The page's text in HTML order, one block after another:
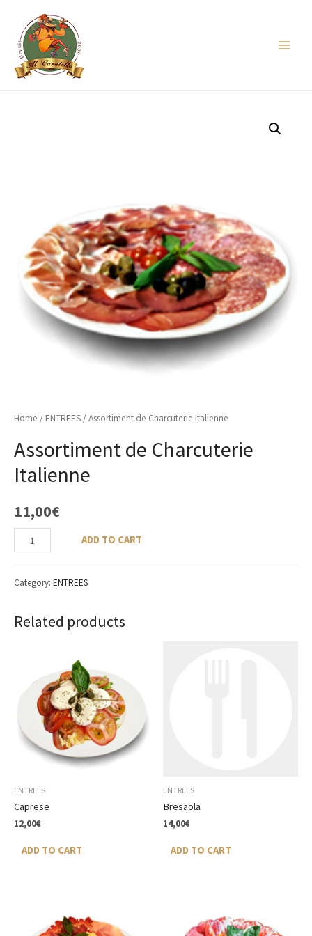
Home / ENTREES / Assortiment de Charcuterie Italienne
Assortiment de Charcuterie
Italienne
11,00€
ADD TO CART
Category: ENTREES
Related products
ENTREES
Caprese
12,00€
ADD TO CART
ENTREES
Bresaola
14,00€
ADD TO CART